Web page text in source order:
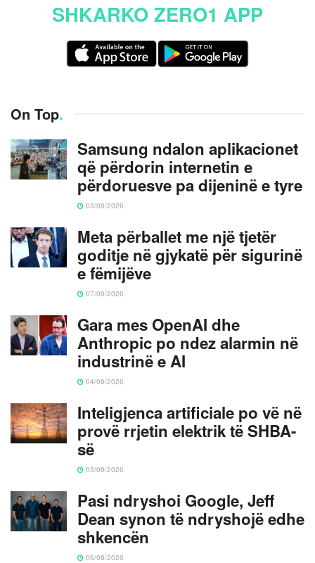
SHKARKO ZERO1 APP
On Top.
Samsung ndalon aplikacionet
që përdorin internetin e
përdoruesve pa dijeninë e tyre
03/08/2026
Meta përballet me një tjetër
goditje në gjykatë për sigurinë
e fëmijëve
07/08/2026
Gara mes OpenAI dhe
Anthropic po ndez alarmin në
industrinë e AI
04/08/2026
Inteligjenca artificiale po vë në
provë rrjetin elektrik të SHBA-
së
03/08/2026
Pasi ndryshoi Google, Jeff
Dean synon të ndryshojë edhe
shkencën
06/08/2026